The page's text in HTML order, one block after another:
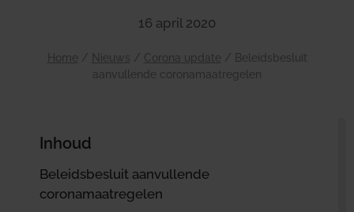
16 april 2020
Home / Nieuws / Corona update / Beleidsbesluit
aanvullende coronamaatregelen
Inhoud
Beleidsbesluit aanvullende
coronamaatregelen